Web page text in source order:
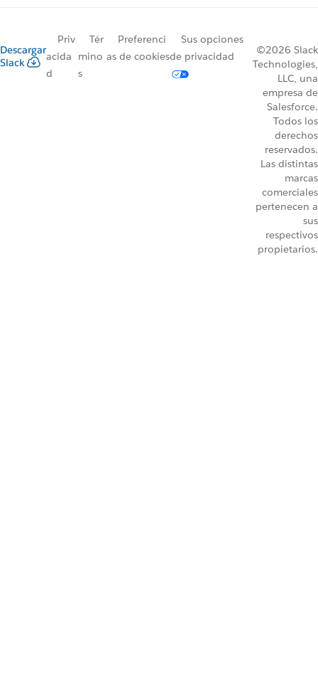
Descargar
Slack
Priv
acida
d
Tér
mino
s
Preferenci
as de cookies
Sus opciones
de privacidad
©2026 Slack
Technologies,
LLC, una
empresa de
Salesforce.
Todos los
derechos
reservados.
Las distintas
marcas
comerciales
pertenecen a
sus
respectivos
propietarios.